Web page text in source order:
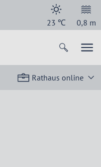
23 ℃ 0,8 m
Rathaus online